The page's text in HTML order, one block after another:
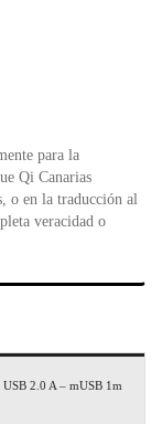
para la
Qi Canarias
o en la traducción al
veracidad o
USB 2.0 A – mUSB 1m